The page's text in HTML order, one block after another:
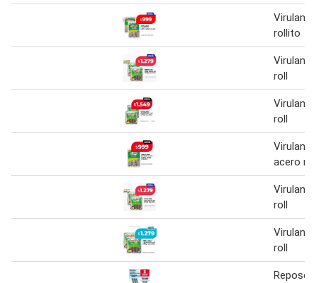
Virulana
rollito
Virulana
roll
Virulana
roll
Virulana
acero
Virulana
roll
Virulana
roll